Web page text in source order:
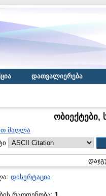
დათვალიერება
ობიექტები,
მაღლა
დისერტაცია